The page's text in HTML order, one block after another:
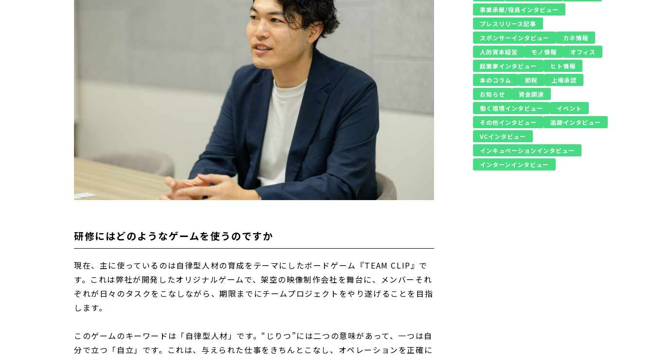
研修にはどのようなゲームを使うのですか
現在、主に使っているのは自律型人材の育成をテーマにしたボードゲーム『TEAM CLIP』で
す。これは弊社が開発したオリジナルゲームで、架空の映像制作会社を舞台に、メンバーそれ
ぞれが日々のタスクをこなしながら、期限までにチームプロジェクトをやり遂げることを目指
します。
このゲームのキーワードは「自律型人材」です。“じりつ”には二つの意味があって、一つは自
分で立つ「自立」です。これは、与えられた仕事をきちんとこなし、オペレーションを正確に
事業承継/役員インタビュー
プレスリリース記事
スポンサーインタビュー
カネ情報
人的資本経営
モノ情報
オフィス
起業家インタビュー
ヒト情報
本のコラム
節税
上場承認
お知らせ
資金調達
働く環境インタビュー
イベント
その他インタビュー
追跡インタビュー
VCインタビュー
インキュベーションインタビュー
インターンインタビュー